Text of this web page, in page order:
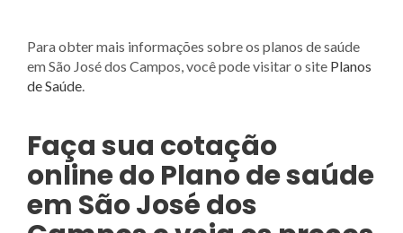
Para obter mais informações sobre os planos de saúde
em São José dos Campos, você pode visitar o site Planos
de Saúde.
Faça sua cotação
onlinedo Plano de saúde
em São José dos